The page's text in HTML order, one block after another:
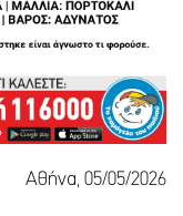
Αθήνα, 05/05/2026